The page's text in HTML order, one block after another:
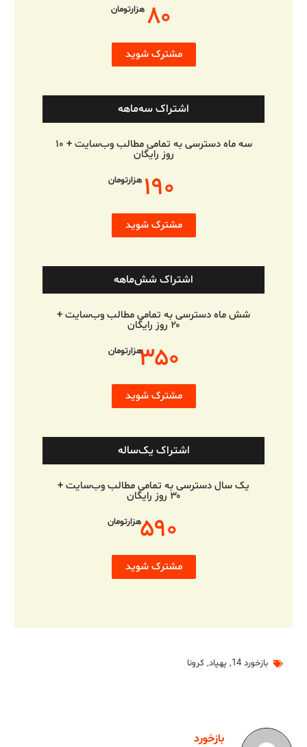
۸۰ هزارتومان
مشترک شوید
اشتراک سه‌ماهه
سه ماه دسترسی به تمامی مطالب وب‌سایت + ۱۰
روز رایگان
۱۹۰ هزارتومان
مشترک شوید
اشتراک شش‌ماهه
شش ماه دسترسی به تمامی مطالب وب‌سایت +
۲۰ روز رایگان
۳۵۰هزارتومان
مشترک شوید
اشتراک یک‌ساله
یک سال دسترسی به تمامی مطالب وب‌سایت +
۳۰ روز رایگان
۵۹۰هزارتومان
مشترک شوید
بازخورد 14 , پهپاد, کرونا
بازخورد